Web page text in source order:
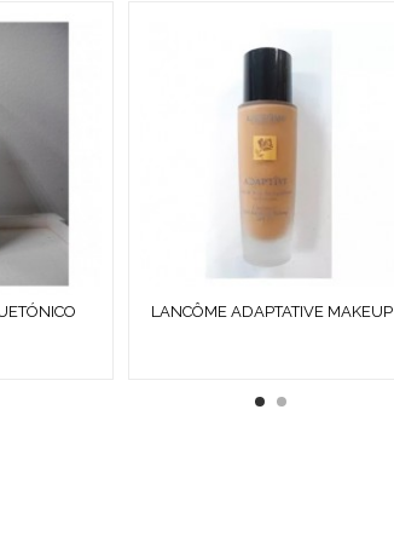
LANCÔME ADAPTATIVE MAKEUP